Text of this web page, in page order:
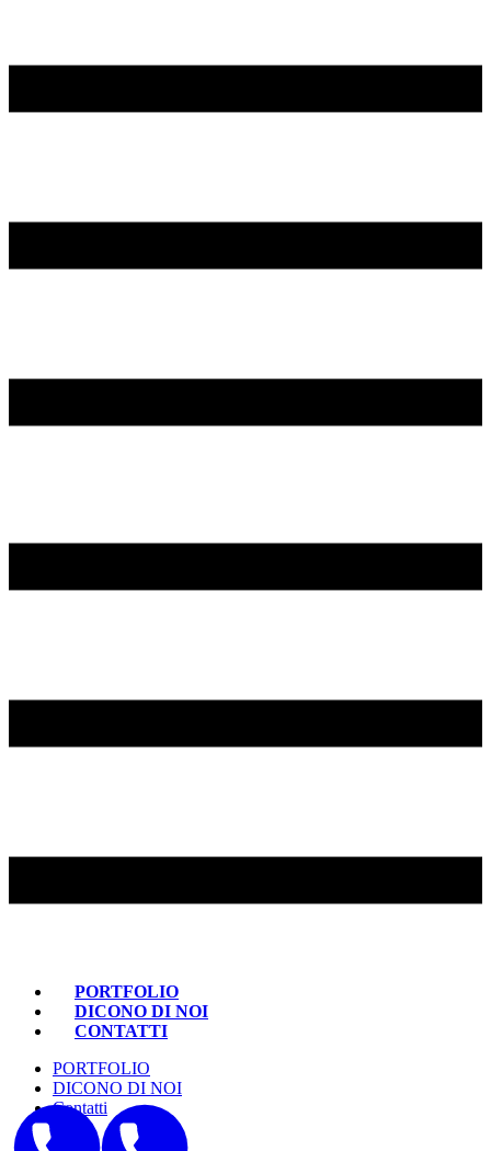
PORTFOLIO
DICONO DI NOI
CONTATTI
PORTFOLIO
DICONO DI NOI
Contatti